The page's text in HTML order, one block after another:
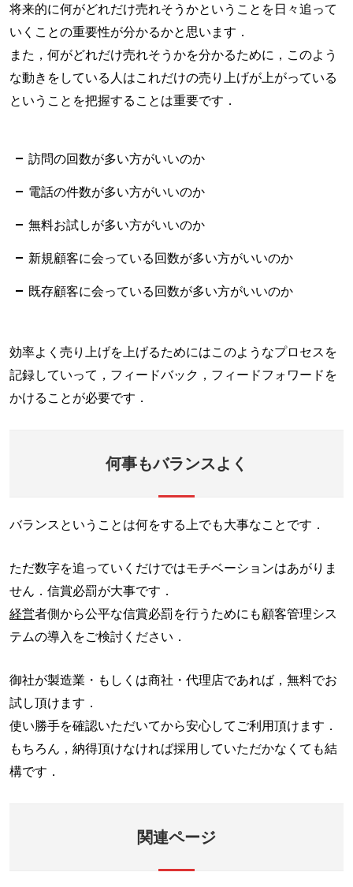
将来的に何がどれだけ売れそうかということを日々追って
いくことの重要性が分かるかと思います．
また，何がどれだけ売れそうかを分かるために，このよう
な動きをしている人はこれだけの売り上げが上がっている
ということを把握することは重要です．
訪問の回数が多い方がいいのか
電話の件数が多い方がいいのか
無料お試しが多い方がいいのか
新規顧客に会っている回数が多い方がいいのか
既存顧客に会っている回数が多い方がいいのか
効率よく売り上げを上げるためにはこのようなプロセスを
記録していって，フィードバック，フィードフォワードを
かけることが必要です．
何事もバランスよく
バランスということは何をする上でも大事なことです．
ただ数字を追っていくだけではモチベーションはあがりま
せん．信賞必罰が大事です．
経営者側から公平な信賞必罰を行うためにも顧客管理シス
テムの導入をご検討ください．
御社が製造業・もしくは商社・代理店であれば，無料でお
試し頂けます．
使い勝手を確認いただいてから安心してご利用頂けます．
もちろん，納得頂けなければ採用していただかなくても結
構です．
関連ページ